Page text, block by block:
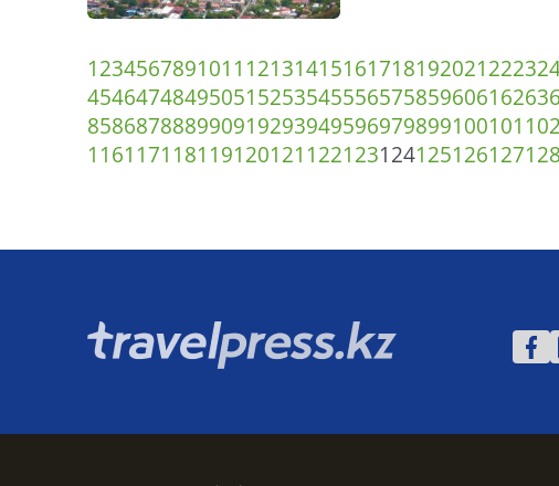
1234567891011 121314151617181920212223
45464748495051525354555657585960616263
858687888990919293949596979899100101 102
116117118119120121 122123124125126127128